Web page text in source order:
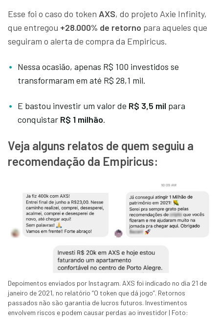
Esse foi o caso do token AXS, do projeto Axie Infinity,
que entregou +28.000% de retorno para aqueles que
seguiram o alerta de compra da Empiricus.
Nessa ocasião, apenas R$ 100 investidos se
transformaram em até R$ 28,1 mil.
E bastou investir um valor de R$ 3,5 mil para
conquistar R$ 1 milhão.
Veja alguns relatos de quem seguiu a
recomendação da Empiricus:
Depoimentos enviados por Instagram. AXS foi indicado no dia 21 de
janeiro de 2021, no relatório “O token que dá jogo”. Retornos
passados não são garantia de lucros futuros. Investimentos
envolvem riscos e podem causar perdas ao investidor | Foto: